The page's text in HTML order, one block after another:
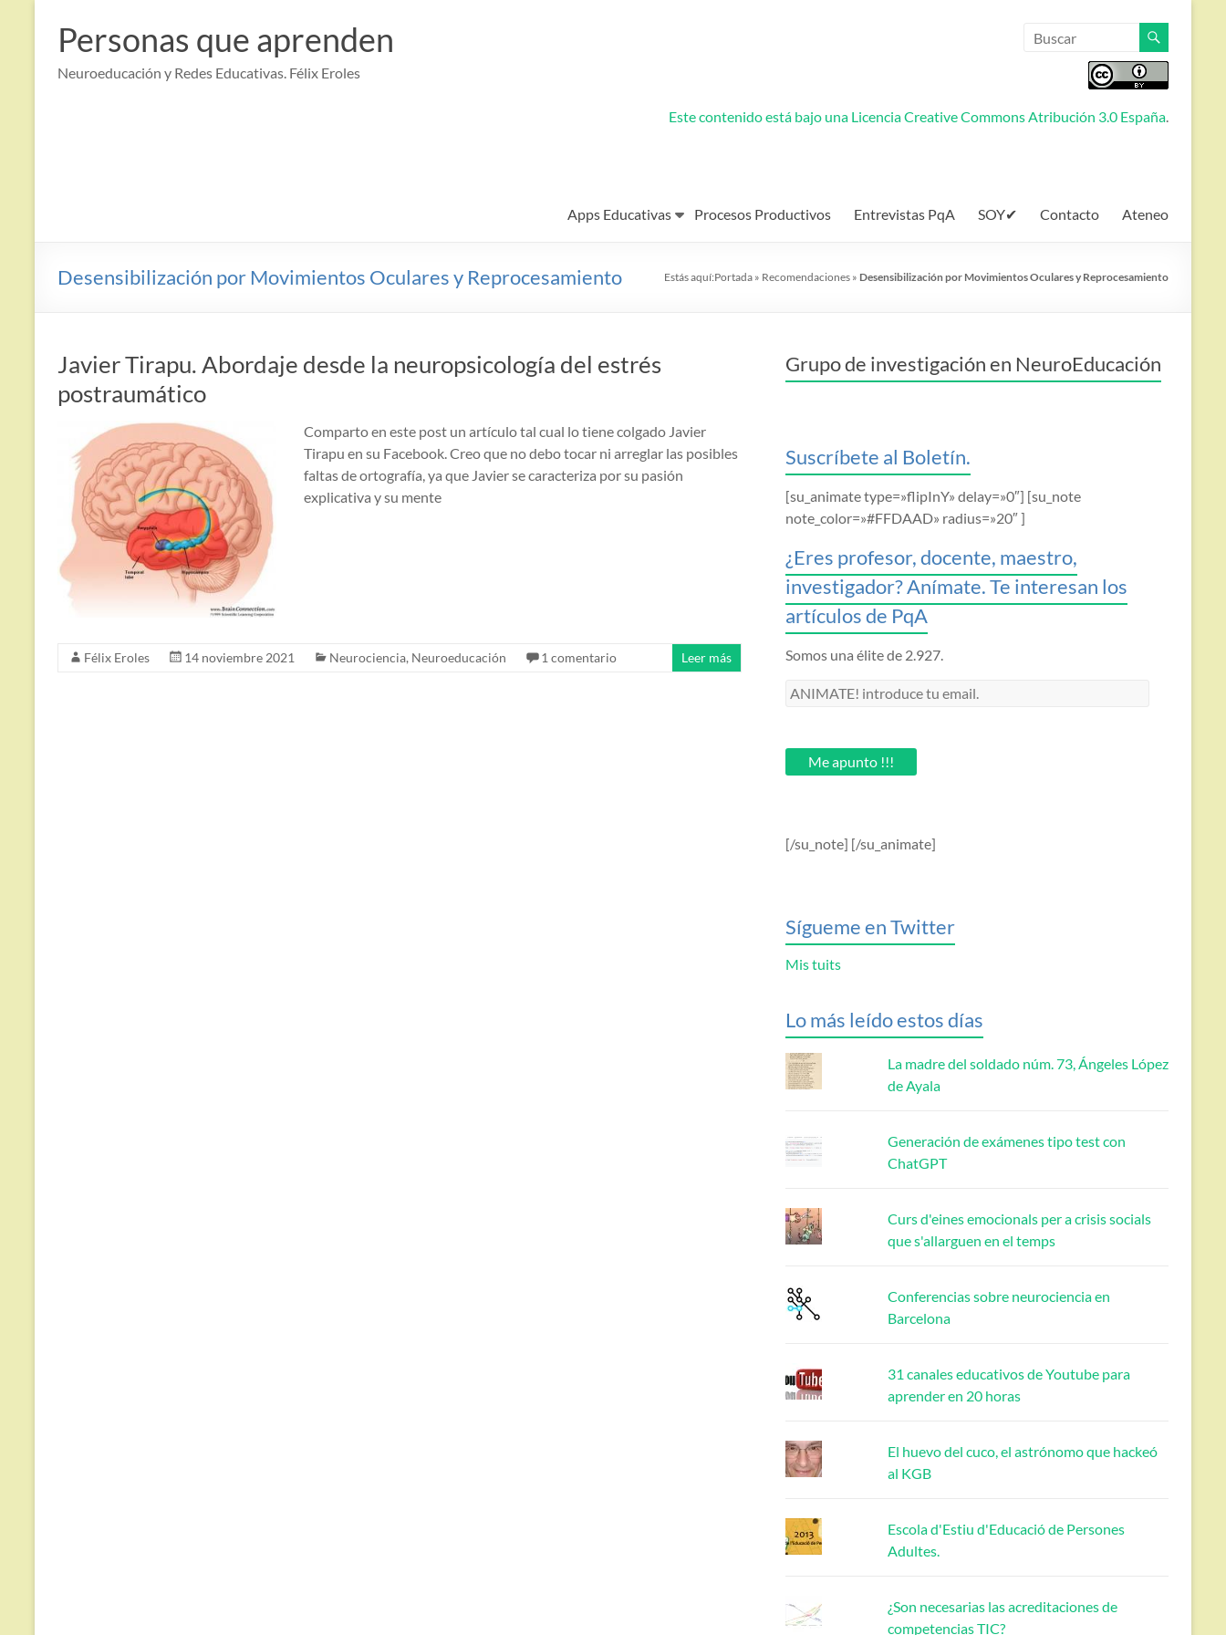
contenido
Personas que aprenden
Neuroeducación y Redes Educativas. Félix Eroles
Este contenido está bajo una Licencia Creative Commons Atribución 3.0 España.
Apps Educativas Procesos Productivos Entrevistas PqA SOY✔ Contacto Ateneo
Desensibilización por Movimientos Oculares y Reprocesamiento Estás aquí:Portada » Recomendaciones » Desensibilización por Movimientos Oculares y Reprocesamiento
Javier Tirapu. Abordaje desde la neuropsicología del estrés
postraumático
Comparto en este post un artículo tal cual lo tiene colgado Javier
Tirapu en su Facebook. Creo que no debo tocar ni arreglar las posibles
faltas de ortografía, ya que Javier se caracteriza por su pasión
explicativa y su mente
Félix Eroles 14 noviembre 2021 Neurociencia, Neuroeducación 1 comentario Leer más
Grupo de investigación en NeuroEducación
Suscríbete al Boletín.
[su_animate type=»flipInY» delay=»0″] [su_note
note_color=»#FFDAAD» radius=»20″ ]
¿Eres profesor, docente, maestro,
investigador? Anímate. Te interesan los
artículos de PqA
Somos una élite de 2.927.
ANIMATE!
email.Me apunto !!!
[/su_note] [/su_animate]
Sígueme en Twitter
Mis tuits
Lo más leído estos días
La madre del soldado núm. 73, Ángeles López
de Ayala
Generación de exámenes tipo test con
ChatGPT
Curs d'eines emocionals per a crisis socials
que s'allarguen en el temps
Conferencias sobre neurociencia en
Barcelona
31 canales educativos de Youtube para
aprender en 20 horas
El huevo del cuco, el astrónomo que hackeó
al KGB
Escola d'Estiu d'Educació de Persones
Adultes.
¿Son necesarias las acreditaciones de
competencias TIC?